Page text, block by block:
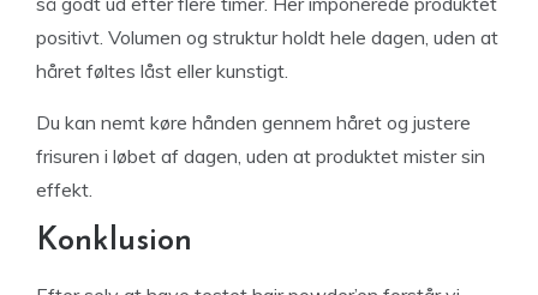
positivt. Volumen og struktur holdt hele dagen, uden at
håret føltes låst eller kunstigt.
Du kan nemt køre hånden gennem håret og justere
frisuren i løbet af dagen, uden at produktet mister sin
effekt.
Konklusion